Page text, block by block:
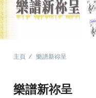
主頁 樂譜新祢呈
樂譜新祢呈